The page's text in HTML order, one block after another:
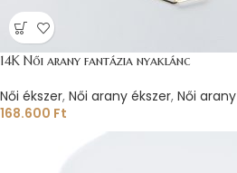
14K Női arany fantázia nyaklánc
Női ékszer, Női arany ékszer, Női
168.600 Ft